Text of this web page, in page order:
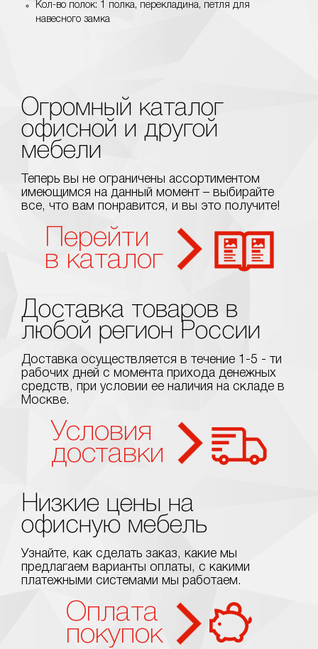
Кол-во полок: 1 полка, перекладина, петля для
навесного замка
Огромный каталог
офисной и другой
мебели
Теперь вы не ограничены ассортиментом
имеющимся на данный момент – выбирайте
все, что вам понравится, и вы это получите!
Перейти
в каталог
Доставка товаров в
любой регион России
Доставка осуществляется в течение 1-5 - ти
рабочих дней с момента прихода денежных
средств, при условии ее наличия на складе в
Москве.
Условия
доставки
Низкие цены на
офисную мебель
Узнайте, как сделать заказ, какие мы
предлагаем варианты оплаты, с какими
платежными системами мы работаем.
Оплата
покупок